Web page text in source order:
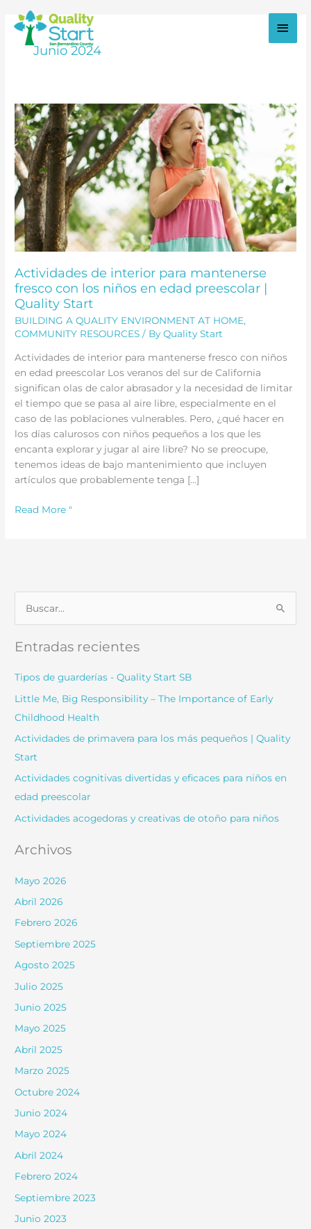
contenido
Junio 2024
Actividades de interior para mantenerse
fresco con los niños en edad preescolar |
Quality Start
BUILDING A QUALITY ENVIRONMENT AT HOME,
COMMUNITY RESOURCES / ByQuality Start
Actividades de interior para mantenerse fresco con niños
en edad preescolar Los veranos del sur de California
significan olas de calor abrasador y la necesidad de limitar
el tiempo que se pasa al aire libre, especialmente en el
caso de las poblaciones vulnerables. Pero, ¿qué hacer en
los días calurosos con niños pequeños a los que les
encanta explorar y jugar al aire libre? No se preocupe,
tenemos ideas de bajo mantenimiento que incluyen
artículos que probablemente tenga [...]
Actividades
edad
|
Read More "
a
r
:
Entradas recientes
Tipos de guarderías - Quality Start SB
Little Me, Big Responsibility – The Importance of Early
Childhood Health
Actividades de primavera para los más pequeños | Quality
Start
Actividades cognitivas divertidas y eficaces para niños en
edad preescolar
Actividades acogedoras y creativas de otoño para niños
Archivos
Mayo 2026
Abril 2026
Febrero 2026
Septiembre 2025
Agosto 2025
Julio 2025
Junio 2025
Mayo 2025
Abril 2025
Marzo 2025
Octubre 2024
Junio 2024
Mayo 2024
Abril 2024
Febrero 2024
Septiembre 2023
Junio 2023